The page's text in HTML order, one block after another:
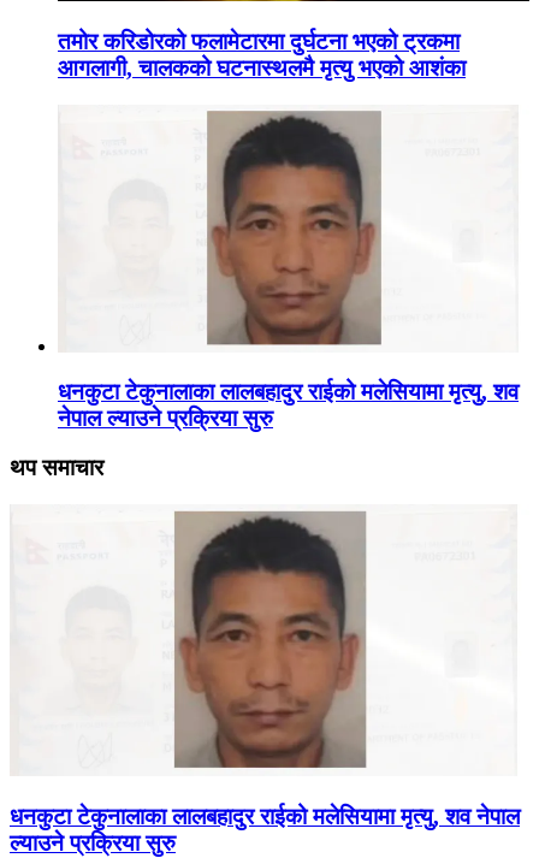
तमोर करिडोरको फलामेटारमा दुर्घटना भएको ट्रकमा
आगलागी, चालकको घटनास्थलमै मृत्यु भएको आशंका
धनकुटा टेकुनालाका लालबहादुर राईको मलेसियामा मृत्यु, शव
नेपाल ल्याउने प्रक्रिया सुरु
थप समाचार
धनकुटा टेकुनालाका लालबहादुर राईको मलेसियामा मृत्यु, शव नेपाल
ल्याउने प्रक्रिया सुरु